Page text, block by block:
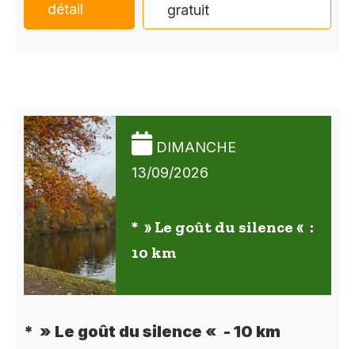
détail
gratuit
DIMANCHE
13/09/2026
* » Le goût du silence « :
10 km
* » Le goût du silence « - 10 km